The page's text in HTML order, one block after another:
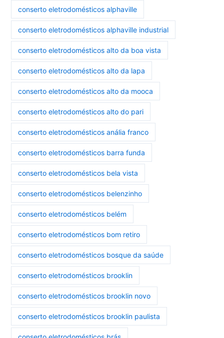
conserto eletrodomésticos alphaville
conserto eletrodomésticos alphaville industrial
conserto eletrodomésticos alto da boa vista
conserto eletrodomésticos alto da lapa
conserto eletrodomésticos alto da mooca
conserto eletrodomésticos alto do pari
conserto eletrodomésticos anália franco
conserto eletrodomésticos barra funda
conserto eletrodomésticos bela vista
conserto eletrodomésticos belenzinho
conserto eletrodomésticos belém
conserto eletrodomésticos bom retiro
conserto eletrodomésticos bosque da saúde
conserto eletrodomésticos brooklin
conserto eletrodomésticos brooklin novo
conserto eletrodomésticos brooklin paulista